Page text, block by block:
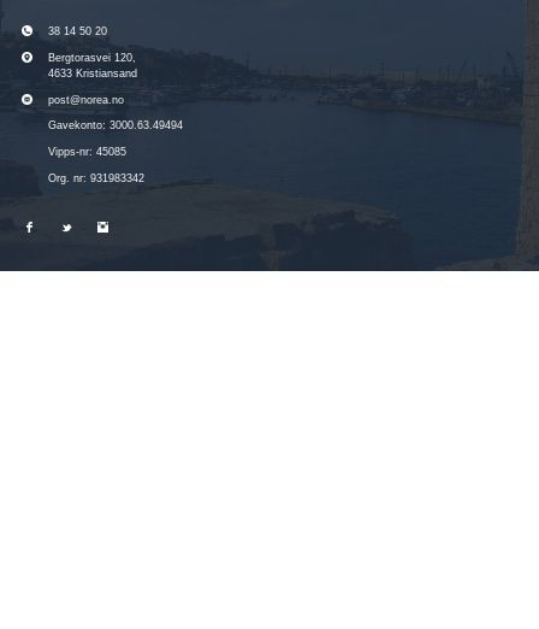
38 14 50 20
Bergtorasvei 120,
4633 Kristiansand
post@norea.no
Gavekonto: 3000.63.49494
Vipps-nr: 45085
Org. nr: 931983342